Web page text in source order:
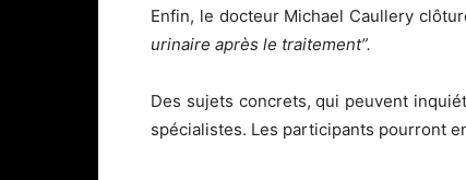
Enfin, le docteur Michael Caullery
urinaire après le traitement”.
Des sujets concrets, qui peuvent
spécialistes. Les participants pourront